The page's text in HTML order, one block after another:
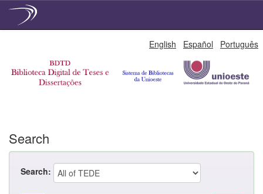
English Español Português
Search
Search: